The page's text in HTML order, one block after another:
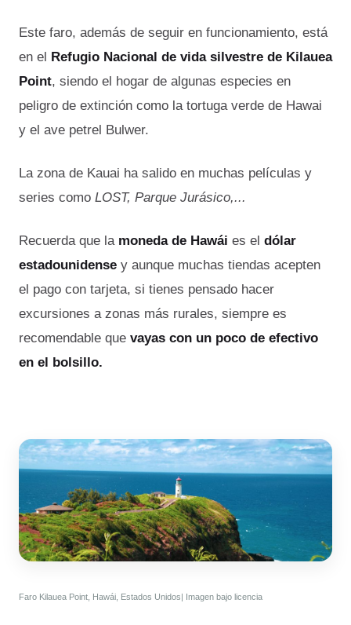
Este faro, además de seguir en funcionamiento, está
en el Refugio Nacional de vida silvestre de Kilauea
Point, siendo el hogar de algunas especies en
peligro de extinción como la tortuga verde de Hawai
y el ave petrel Bulwer.
La zona de Kauai ha salido en muchas películas y
series como LOST, Parque Jurásico,...
Recuerda que la moneda de Hawái es el dólar
estadounidense y aunque muchas tiendas acepten
el pago con tarjeta, si tienes pensado hacer
excursiones a zonas más rurales, siempre es
recomendable que vayas con un poco de efectivo
en el bolsillo.
Faro Kilauea Point, Hawái, Estados Unidos| Imagen bajo licencia